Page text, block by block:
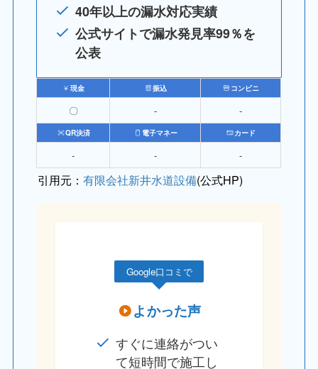
40年以上の漏水対応実績
公式サイトで漏水発見率99％を
公表
現金 振込 コンビニ
〇 ‐ ‐
QR決済 電子マネー カード
‐ ‐ ‐
引用元：有限会社新井水道設備(公式HP)
Google口コミで
よかった声
すぐに連絡がつい
て短時間で施工し